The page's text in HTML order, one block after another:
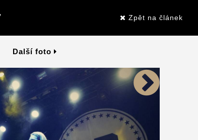
Zpět na článek
Další foto